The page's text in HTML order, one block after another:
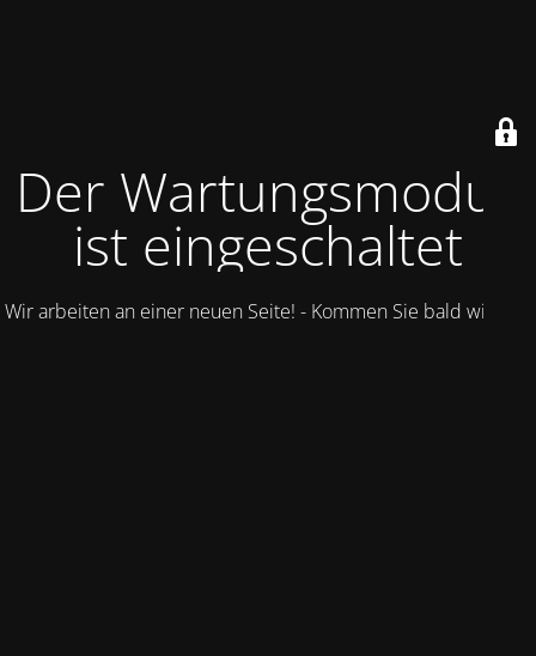
Der Wartungsmodus
ist eingeschaltet
Wir arbeiten an einer neuen Seite! - Kommen Sie bald wieder.